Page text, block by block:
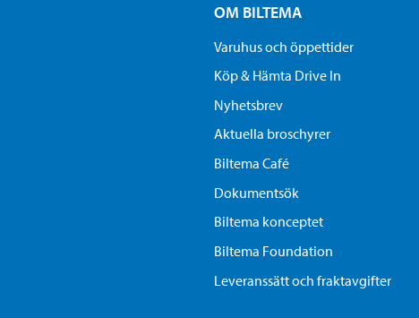
OM BILTEMA
Varuhus och öppettider
Köp & Hämta Drive In
Nyhetsbrev
Aktuella broschyrer
Biltema Café
Dokumentsök
Biltema konceptet
Biltema Foundation
Leveranssätt och fraktavgifter